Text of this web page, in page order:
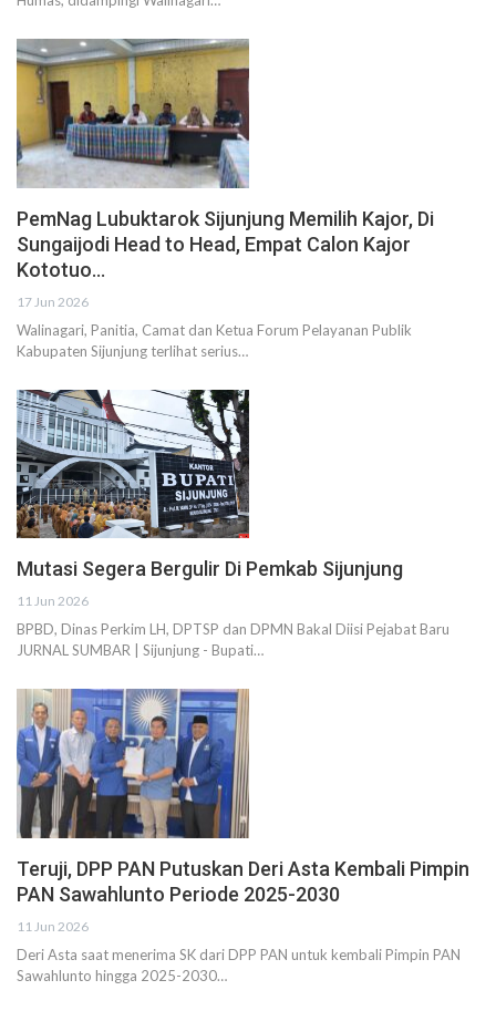
PemNag Lubuktarok Sijunjung Memilih Kajor, Di
Sungaijodi Head to Head, Empat Calon Kajor
Kototuo…
17 Jun 2026
Walinagari, Panitia, Camat dan Ketua Forum Pelayanan Publik
Kabupaten Sijunjung terlihat serius…
Mutasi Segera Bergulir Di Pemkab Sijunjung
11 Jun 2026
BPBD, Dinas Perkim LH, DPTSP dan DPMN Bakal Diisi Pejabat Baru
JURNAL SUMBAR | Sijunjung - Bupati…
Teruji, DPP PAN Putuskan Deri Asta Kembali Pimpin
PAN Sawahlunto Periode 2025-2030
11 Jun 2026
Deri Asta saat menerima SK dari DPP PAN untuk kembali Pimpin PAN
Sawahlunto hingga 2025-2030…